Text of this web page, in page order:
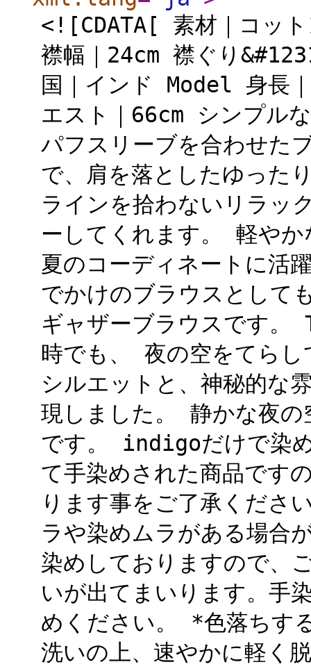
<![CDATA[ 素材｜コッ
襟幅｜24cm 襟ぐり
国｜インド Model 身長
エスト｜66cm シンプル
パフスリーブを合わせた
で、肩を落としたゆった
ラインを拾わないリラッ
ーしてくれます。 軽や
夏のコーディネートに活
でかけのブラウスとして
ギャザーブラウスです
時でも、 夜の空をてら
シルエットと、神秘的な
現しました。 静かな夜の
です。 indigoだけで染
て手染めされた商品です
ります事をご了承くださ
ラや染めムラがある場合
染めしておりますので、
いが出てまいります。手
めください。 *色落ちす
洗いの上、速やかに軽く